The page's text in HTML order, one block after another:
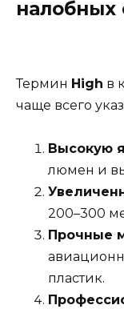
налобных
Термин High в
чаще всего
Высокую
люмен и
200–300
Прочные
пластик.